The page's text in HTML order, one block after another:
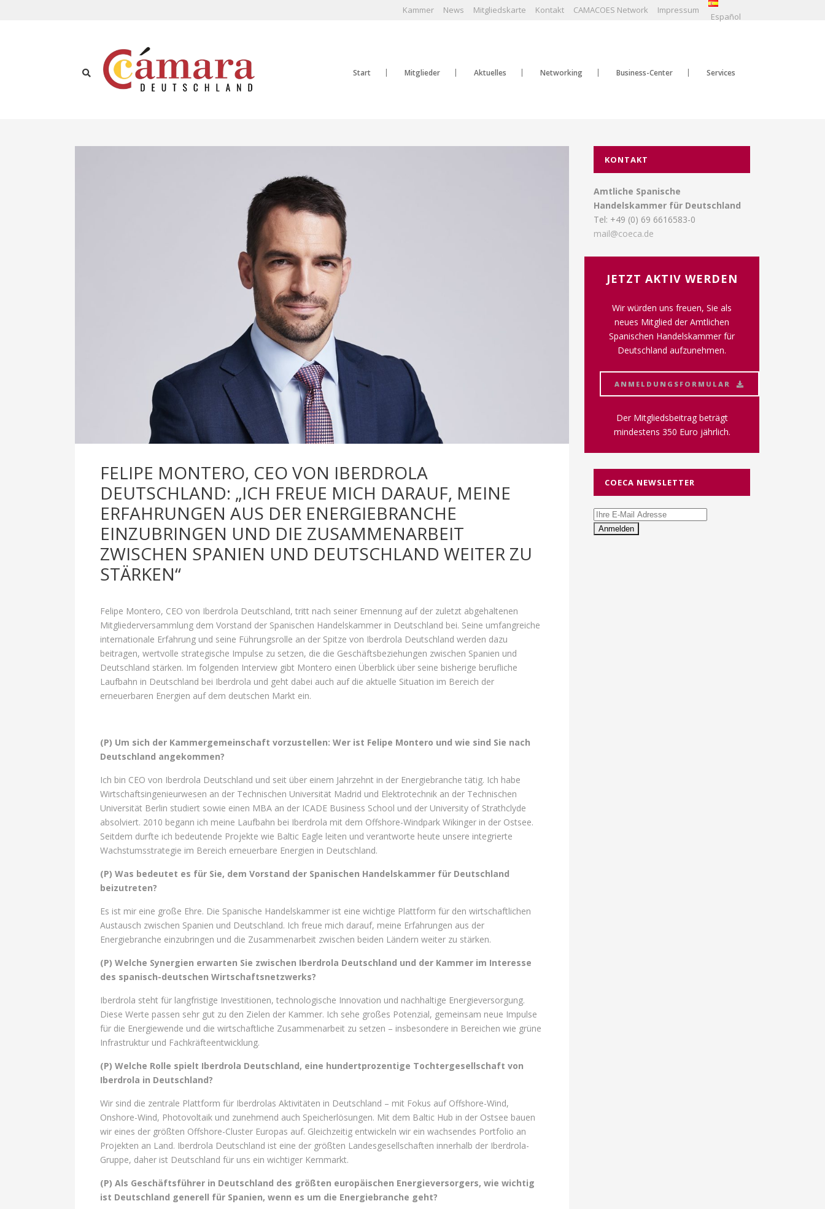
Kammer News Mitgliedskarte Kontakt CAMACOES Network Impressum
Español
Start Mitglieder Aktuelles Networking Business-Center Services
FELIPE MONTERO, CEO VON IBERDROLA
DEUTSCHLAND: „ICH FREUE MICH DARAUF, MEINE
ERFAHRUNGEN AUS DER ENERGIEBRANCHE
EINZUBRINGEN UND DIE ZUSAMMENARBEIT
ZWISCHEN SPANIEN UND DEUTSCHLAND WEITER ZU
STÄRKEN“
Felipe Montero, CEO von Iberdrola Deutschland, tritt nach seiner Ernennung auf der zuletzt abgehaltenen
Mitgliederversammlung dem Vorstand der Spanischen Handelskammer in Deutschland bei. Seine umfangreiche
internationale Erfahrung und seine Führungsrolle an der Spitze von Iberdrola Deutschland werden dazu
beitragen, wertvolle strategische Impulse zu setzen, die die Geschäftsbeziehungen zwischen Spanien und
Deutschland stärken. Im folgenden Interview gibt Montero einen Überblick über seine bisherige berufliche
Laufbahn in Deutschland bei Iberdrola und geht dabei auch auf die aktuelle Situation im Bereich der
erneuerbaren Energien auf dem deutschen Markt ein.
(P) Um sich der Kammergemeinschaft vorzustellen: Wer ist Felipe Montero und wie sind Sie nach
Deutschland angekommen?
Ich bin CEO von Iberdrola Deutschland und seit über einem Jahrzehnt in der Energiebranche tätig. Ich habe
Wirtschaftsingenieurwesen an der Technischen Universität Madrid und Elektrotechnik an der Technischen
Universität Berlin studiert sowie einen MBA an der ICADE Business School und der University of Strathclyde
absolviert. 2010 begann ich meine Laufbahn bei Iberdrola mit dem Offshore-Windpark Wikinger in der Ostsee.
Seitdem durfte ich bedeutende Projekte wie Baltic Eagle leiten und verantworte heute unsere integrierte
Wachstumsstrategie im Bereich erneuerbare Energien in Deutschland.
(P) Was bedeutet es für Sie, dem Vorstand der Spanischen Handelskammer für Deutschland
beizutreten?
Es ist mir eine große Ehre. Die Spanische Handelskammer ist eine wichtige Plattform für den wirtschaftlichen
Austausch zwischen Spanien und Deutschland. Ich freue mich darauf, meine Erfahrungen aus der
Energiebranche einzubringen und die Zusammenarbeit zwischen beiden Ländern weiter zu stärken.
(P) Welche Synergien erwarten Sie zwischen Iberdrola Deutschland und der Kammer im Interesse
des spanisch-deutschen Wirtschaftsnetzwerks?
Iberdrola steht für langfristige Investitionen, technologische Innovation und nachhaltige Energieversorgung.
Diese Werte passen sehr gut zu den Zielen der Kammer. Ich sehe großes Potenzial, gemeinsam neue Impulse
für die Energiewende und die wirtschaftliche Zusammenarbeit zu setzen – insbesondere in Bereichen wie grüne
Infrastruktur und Fachkräfteentwicklung.
(P) Welche Rolle spielt Iberdrola Deutschland, eine hundertprozentige Tochtergesellschaft von
Iberdrola in Deutschland?
Wir sind die zentrale Plattform für Iberdrolas Aktivitäten in Deutschland – mit Fokus auf Offshore-Wind,
Onshore-Wind, Photovoltaik und zunehmend auch Speicherlösungen. Mit dem Baltic Hub in der Ostsee bauen
wir eines der größten Offshore-Cluster Europas auf. Gleichzeitig entwickeln wir ein wachsendes Portfolio an
Projekten an Land. Iberdrola Deutschland ist eine der größten Landesgesellschaften innerhalb der Iberdrola-
Gruppe, daher ist Deutschland für uns ein wichtiger Kernmarkt.
(P) Als Geschäftsführer in Deutschland des größten europäischen Energieversorgers, wie wichtig
ist Deutschland generell für Spanien, wenn es um die Energiebranche geht?
KONTAKT
Amtliche Spanische
Handelskammer für Deutschland
Tel: +49 (0) 69 6616583-0
mail@coeca.de
JETZT AKTIV WERDEN
Wir würden uns freuen, Sie als
neues Mitglied der Amtlichen
Spanischen Handelskammer für
Deutschland aufzunehmen.
ANMELDUNGSFORMULAR
Der Mitgliedsbeitrag beträgt
mindestens 350 Euro jährlich.
COECA NEWSLETTER